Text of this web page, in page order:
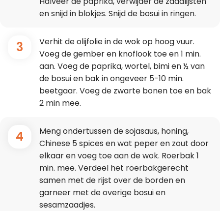
en snijd in blokjes. Snijd de bosui in ringen.
3
Verhit de olijfolie in de wok op hoog vuur.
Voeg de gember en knoflook toe en 1 min.
aan. Voeg de paprika, wortel, bimi en ½ van
de bosui en bak in ongeveer 5-10 min.
beetgaar. Voeg de zwarte bonen toe en bak
2 min mee.
4
Meng ondertussen de sojasaus, honing,
Chinese 5 spices en wat peper en zout door
elkaar en voeg toe aan de wok. Roerbak 1
min. mee. Verdeel het roerbakgerecht
samen met de rijst over de borden en
garneer met de overige bosui en
sesamzaadjes.